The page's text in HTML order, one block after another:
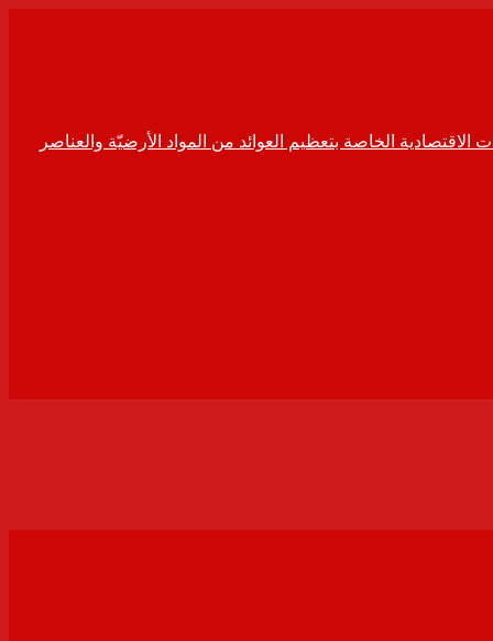
الخاصة بتعظيم العوائد من المواد الأرضيّة والعناصر